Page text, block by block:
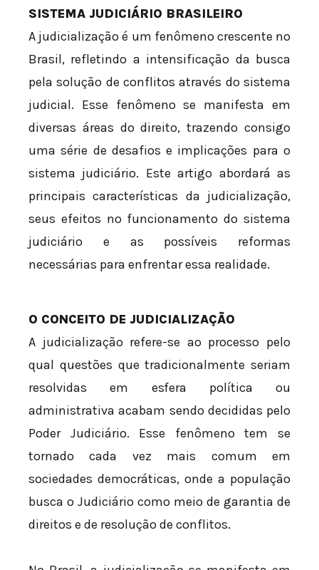
SISTEMA JUDICIÁRIO BRASILEIRO
A judicialização é um fenômeno crescente no
Brasil, refletindo a intensificação da busca
pela solução de conflitos através do sistema
judicial. Esse fenômeno se manifesta em
diversas áreas do direito, trazendo consigo
uma série de desafios e implicações para o
sistema judiciário. Este artigo abordará as
principais características da judicialização,
seus efeitos no funcionamento do sistema
judiciário e as possíveis reformas
necessárias para enfrentar essa realidade.
O CONCEITO DE JUDICIALIZAÇÃO
A judicialização refere-se ao processo pelo
qual questões que tradicionalmente seriam
resolvidas em esfera política ou
administrativa acabam sendo decididas pelo
Poder Judiciário. Esse fenômeno tem se
tornado cada vez mais comum em
sociedades democráticas, onde a população
busca o Judiciário como meio de garantia de
direitos e de resolução de conflitos.